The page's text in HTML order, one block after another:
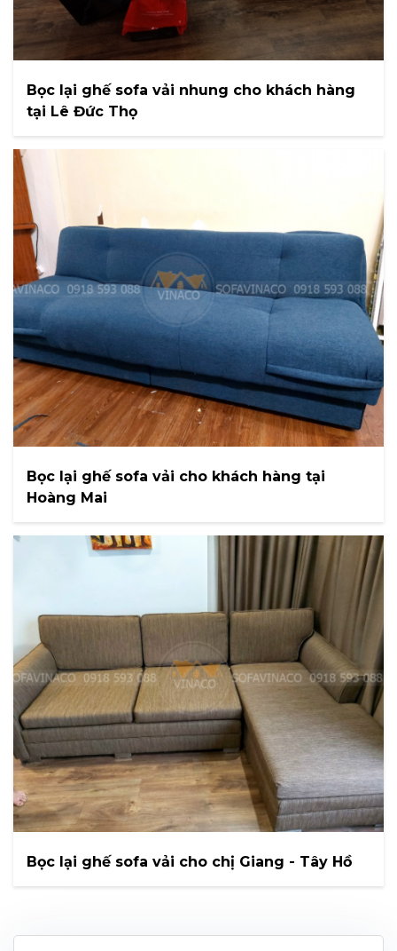
Bọc lại ghế sofa vải nhung cho khách hàng
tại Lê Đức Thọ
Bọc lại ghế sofa vải cho khách hàng tại
Hoàng Mai
Bọc lại ghế sofa vải cho chị Giang - Tây Hồ